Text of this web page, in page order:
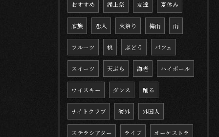
おすすめ 湖上祭 友達 夏休み
家族 恋人 火祭り 梅雨 雨
フルーツ 桃 ぶどう パフェ
スイーツ 天ぷら 海老 ハイボール
ウイスキー ダンス 踊る
ナイトクラブ 海外 外国人
ステラシアター ライブ オーケストラ